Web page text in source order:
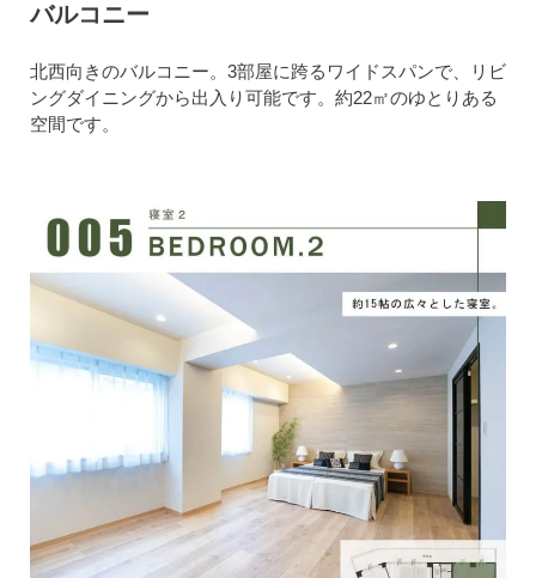
バルコニー
北西向きのバルコニー。3部屋に跨るワイドスパンで、リビ
ングダイニングから出入り可能です。約22㎡のゆとりある
空間です。